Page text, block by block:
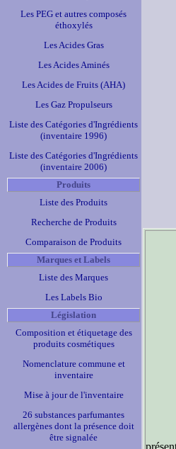
Les PEG et autres composés
éthoxylés
Les Acides Gras
Les Acides Aminés
Les Acides de Fruits (AHA)
Les Gaz Propulseurs
Liste des Catégories d'Ingrédients
(inventaire 1996)
Liste des Catégories d'Ingrédients
(inventaire 2006)
Produits
Liste des Produits
Recherche de Produits
Comparaison de Produits
Marques et Labels
Liste des Marques
Les Labels Bio
Législation
Composition et étiquetage des
produits cosmétiques
Nomenclature commune et
inventaire
Mise à jour de l'inventaire
26 substances parfumantes
allergènes dont la présence doit
être signalée